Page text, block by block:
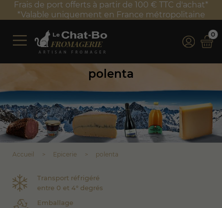
Frais de port offerts à partir de 100 € TTC d'achat*
*Valable uniquement en France métropolitaine
0
polenta
Accueil Epicerie polenta
Transport réfrigéré
entre 0 et 4° degrés
Emballage